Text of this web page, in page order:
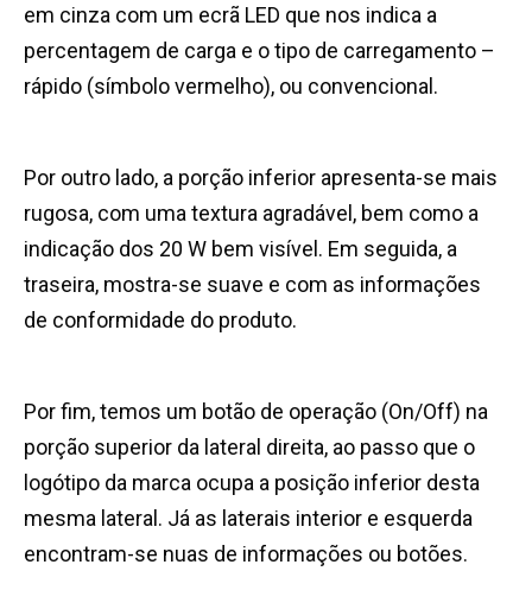
em cinza com um ecrã LED que nos indica a
percentagem de carga e o tipo de carregamento –
rápido (símbolo vermelho), ou convencional.
Por outro lado, a porção inferior apresenta-se mais
rugosa, com uma textura agradável, bem como a
indicação dos 20 W bem visível. Em seguida, a
traseira, mostra-se suave e com as informações
de conformidade do produto.
Por fim, temos um botão de operação (On/Off) na
porção superior da lateral direita, ao passo que o
logótipo da marca ocupa a posição inferior desta
mesma lateral. Já as laterais interior e esquerda
encontram-se nuas de informações ou botões.